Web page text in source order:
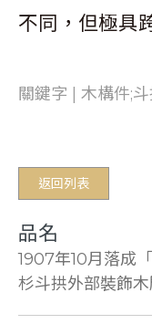
不同，但極具
關鍵字 | 木構件;
返回列表
品名
1907年10月落成
杉斗拱外部裝飾